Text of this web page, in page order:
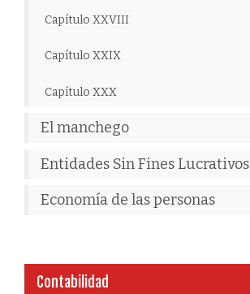
Capítulo XXVIII
Capítulo XXIX
Capítulo XXX
El manchego
Entidades Sin Fines Lucrativos
Economía de las personas
Contabilidad